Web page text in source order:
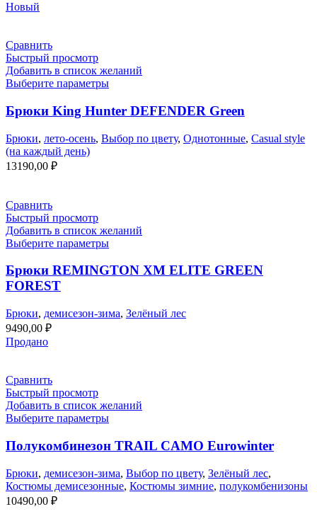
Новый
Сравнить
Быстрый просмотр
Добавить в список желаний
Выберите параметры
Брюки King Hunter DEFENDER Green
Брюки, лето-осень, Выбор по цвету, Однотонные, Casual style
(на каждый день)
13190,00 ₽
Сравнить
Быстрый просмотр
Добавить в список желаний
Выберите параметры
Брюки REMINGTON XM ELITE GREEN
FOREST
Брюки, демисезон-зима, Зелёный лес
9490,00 ₽
Продано
Сравнить
Быстрый просмотр
Добавить в список желаний
Выберите параметры
Полукомбинезон TRAIL CAMO Eurowinter
Брюки, демисезон-зима, Выбор по цвету, Зелёный лес,
Костюмы демисезонные, Костюмы зимние, полукомбенизоны
10490,00 ₽